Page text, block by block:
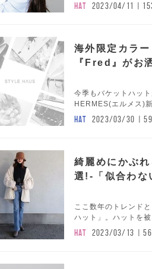
HAT 2023/04/11
海外限定カラ
『Fred』がお
今季もバケットハッ
HERMES(エルメス)
HAT 2023/03/30
綺麗めにかぶ
選!-「似合わな
ここ数年のトレンド
ハット」。ハットを
HAT 2023/03/13